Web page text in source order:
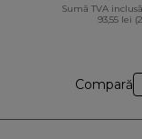
Sumă TVA
93,55 lei
Compară